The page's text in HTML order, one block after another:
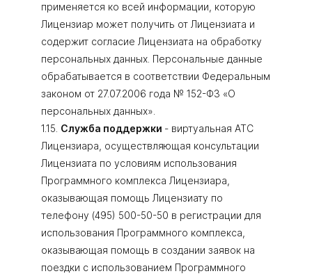
применяется ко всей информации, которую
Лицензиар может получить от Лицензиата и
содержит согласие Лицензиата на обработку
персональных данных. Персональные данные
обрабатывается в соответствии Федеральным
законом от 27.07.2006 года № 152-ФЗ «О
персональных данных».
1.15. Служба поддержки - виртуальная АТС
Лицензиара, осуществляющая консультации
Лицензиата по условиям использования
Программного комплекса Лицензиара,
оказывающая помощь Лицензиату по
телефону (495) 500-50-50 в регистрации для
использования Программного комплекса,
оказывающая помощь в создании заявок на
поездки с использованием Программного